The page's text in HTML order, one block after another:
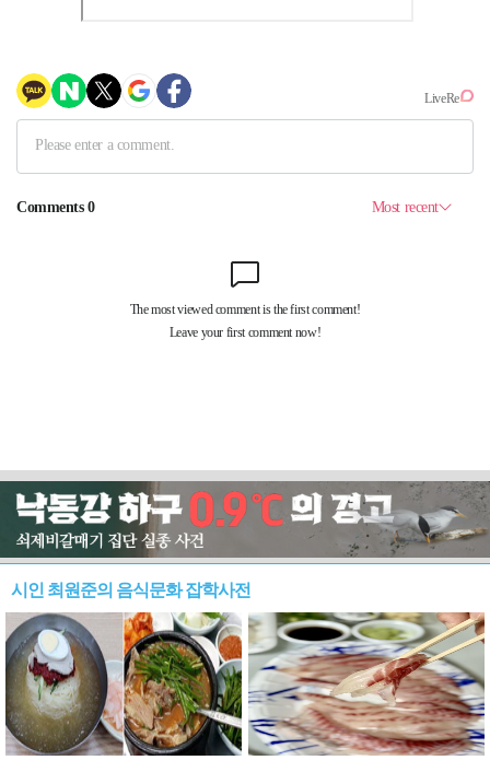
시인 최원준의 음식문화 잡학사전